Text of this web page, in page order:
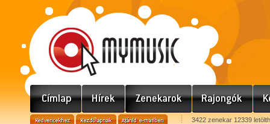
3422 zenekar 12339